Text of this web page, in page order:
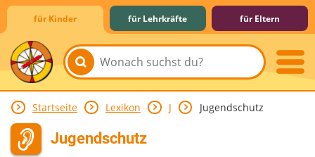
für Kinder für Lehrkräfte für Eltern
Lernen & Schule
Hobby & Freizeit
Spiel & Spaß
Mitreden & Mitmachen
Startseite Lexikon J Jugendschutz
Jugendschutz